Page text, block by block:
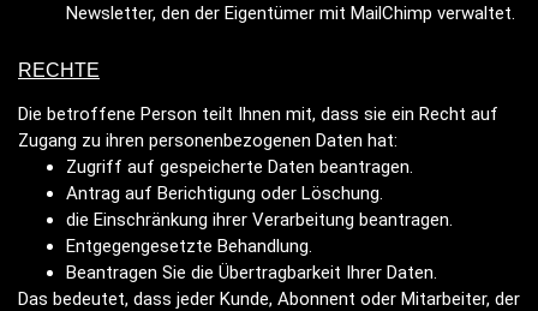
Newsletter, den der Eigentümer mit MailChimp verwaltet.
RECHTE
Die betroffene Person teilt Ihnen mit, dass sie ein Recht auf
Zugang zu ihren personenbezogenen Daten hat:
Zugriff auf gespeicherte Daten beantragen.
Antrag auf Berichtigung oder Löschung.
die Einschränkung ihrer Verarbeitung beantragen.
Entgegengesetzte Behandlung.
Beantragen Sie die Übertragbarkeit Ihrer Daten.
Das bedeutet, dass jeder Kunde, Abonnent oder Mitarbeiter, der